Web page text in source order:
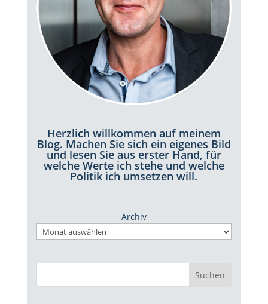
Herzlich willkommen auf meinem
Blog. Machen Sie sich ein eigenes Bild
und lesen Sie aus erster Hand, für
welche Werte ich stehe und welche
Politik ich umsetzen will.
Archiv
Suchen